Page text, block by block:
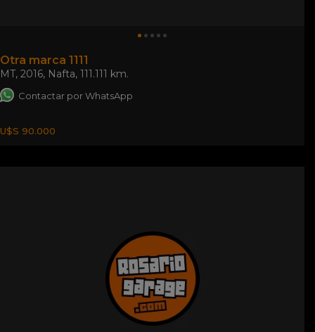
Otra marca 1111
MT, 2016, Nafta, 111.111 km.
Contactar por WhatsApp
U$S 90.000